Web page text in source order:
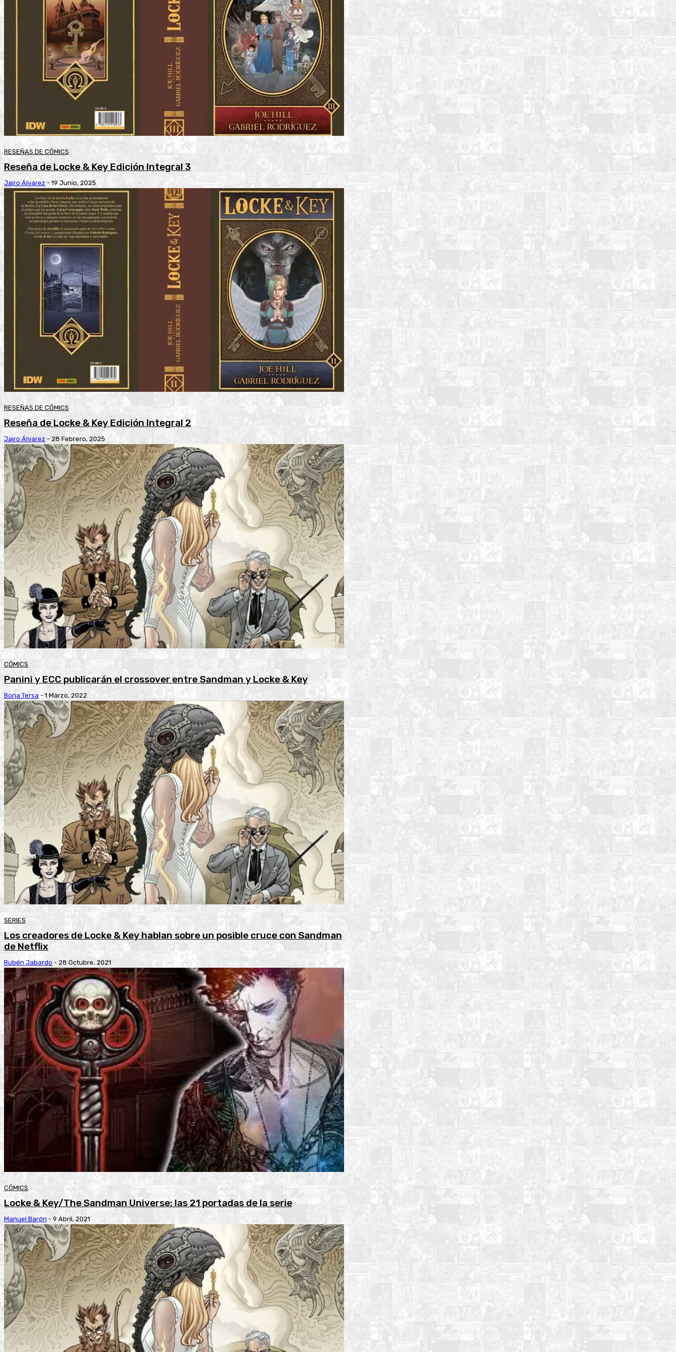
RESEÑAS DE CÓMICS
Reseña de Locke & Key Edición Integral 3
Jairo Álvarez - 19 Junio, 2025
RESEÑAS DE CÓMICS
Reseña de Locke & Key Edición Integral 2
Jairo Álvarez - 28 Febrero, 2025
CÓMICS
Panini y ECC publicarán el crossover entre Sandman y Locke & Key
Borja Tersa - 1 Marzo, 2022
SERIES
Los creadores de Locke & Key hablan sobre un posible cruce con Sandman
de Netflix
Rubén Jabardo - 28 Octubre, 2021
CÓMICS
Locke & Key/The Sandman Universe: las 21 portadas de la serie
Manuel Barón - 9 Abril, 2021